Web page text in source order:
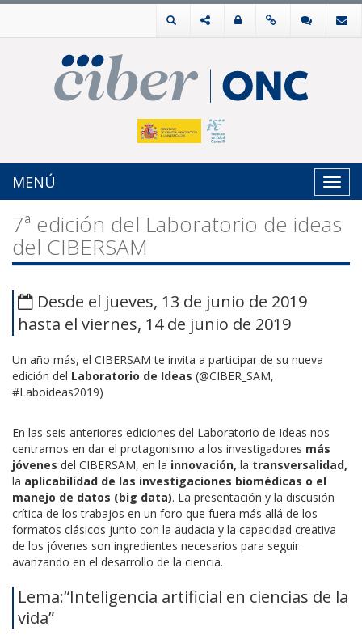
MENÚ
7ª edición del Laboratorio de ideas
del CIBERSAM
Desde el jueves, 13 de junio de 2019
hasta el viernes, 14 de junio de 2019
Un año más, el CIBERSAM te invita a participar de su nueva
edición del Laboratorio de Ideas (@CIBER_SAM,
#Laboideas2019)
En las seis anteriores ediciones del Laboratorio de Ideas nos
centramos en dar el protagonismo a los investigadores más
jóvenes del CIBERSAM, en la innovación, la transversalidad,
la aplicabilidad de las investigaciones biomédicas o el
manejo de datos (big data). La presentación y la discusión
crítica de los trabajos en un foro que fuera más allá de los
formatos clásicos junto con la audacia y la capacidad creativa
de los jóvenes son ingredientes necesarios para seguir
avanzando en el desarrollo de la ciencia.
Lema:“Inteligencia artificial en ciencias de la
vida”